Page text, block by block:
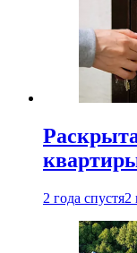
2 года спустя2